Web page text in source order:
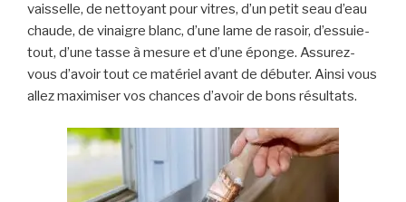
vaisselle, de nettoyant pour vitres, d’un petit seau d’eau
chaude, de vinaigre blanc, d’une lame de rasoir, d’essuie-
tout, d’une tasse à mesure et d’une éponge. Assurez-
vous d’avoir tout ce matériel avant de débuter. Ainsi vous
allez maximiser vos chances d’avoir de bons résultats.